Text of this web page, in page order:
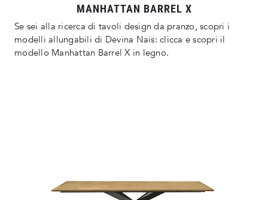
MANHATTAN BARREL X
Se sei alla ricerca di tavoli design da pranzo, scopri i
modelli allungabili di Devina Nais: clicca e scopri il
modello Manhattan Barrel X in legno.